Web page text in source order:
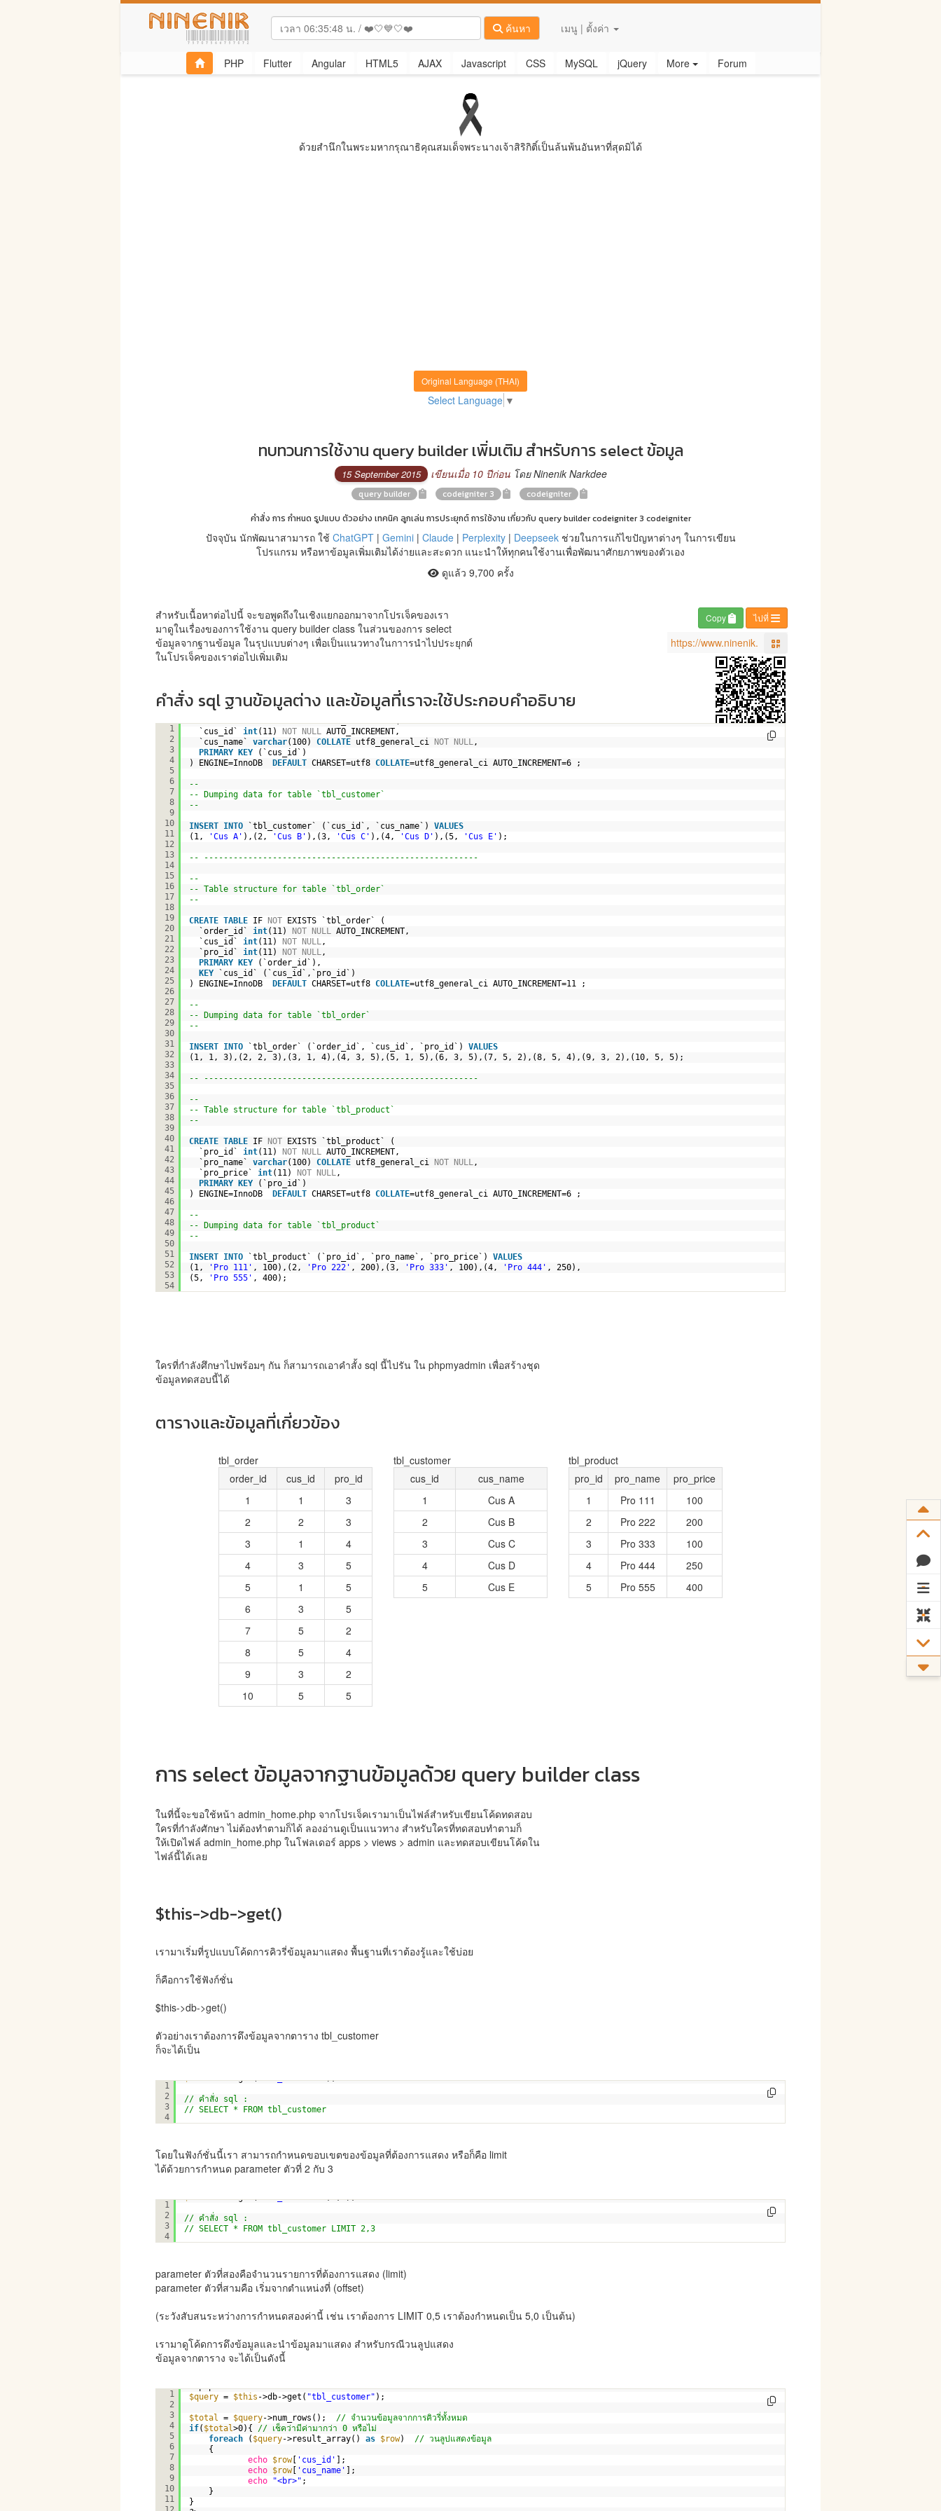
ค้นหา เมนู | ตั้งค่า
PHP Flutter Angular HTML5 AJAX Javascript CSS MySQL jQuery More Forum
ด้วยสํานึกในพระมหากรุณาธิคุณสมเด็จพระนางเจ้าสิริกิติ์เป็นล้นพ้นอันหาที่สุดมิได้
Original Language (THAI)
Select Language ▼
ทบทวนการใช้งาน query builder เพิ่มเติม สำหรับการ select ข้อมูล
15 September 2015 เขียนเมื่อ 10 ปีก่อนโดย Ninenik Narkdee
query builder codeigniter 3
codeigniter
คำสั่ง การ กำหนด รูปแบบ ตัวอย่าง เทคนิค ลูกเล่น การประยุกต์ การใช้งาน เกี่ยวกับ query builder codeigniter 3 codeigniter
ปัจจุบัน นักพัฒนาสามารถ ใช้ ChatGPT| Gemini| Claude| Perplexity| Deepseekช่วยในการแก้ไขปัญหาต่างๆ ในการเขียน
โปรแกรม หรือหาข้อมูลเพิ่มเติมได้ง่ายและสะดวก แนะนำให้ทุกคนใช้งานเพื่อพัฒนาศักยภาพของตัวเอง
ดูแล้ว 9,700 ครั้ง
ไปที่
Copy
สำหรับเนื้อหาต่อไปนี้ จะขอพูดถึงในเชิงแยกออกมาจากโปรเจ็คของเรา
มาดูในเรื่องของการใช้งาน query builder class ในส่วนของการ select
ข้อมูลจากฐานข้อมูล ในรุปแบบต่างๆ เพื่อเป็นแนวทางในกาารนำไปประยุกต์
ในโปรเจ็คของเราต่อไปเพิ่มเติม
คำสั่ง sql ฐานข้อมูลต่าง และข้อมูลที่เราจะใช้ประกอบคำอธิบาย
1
2
3
4
5
6
7
8
9
10
11
12
13
14
15
16
17
18
19
20
21
22
23
24
25
26
27
28
29
30
31
32
33
34
35
36
37
38
39
40
41
42
43
44
45
46
47
48
49
50
51
52
53
54
CREATE TABLE IF NOT EXISTS `tbl_customer` (
`cus_id` int(11) NOT NULL AUTO_INCREMENT,
`cus_name` varchar(100) COLLATE utf8_general_ci NOT NULL,
PRIMARY
KEY
(`cus_id`)
) ENGINE=InnoDB
DEFAULT CHARSET=utf8 COLLATE=utf8_general_ci AUTO_INCREMENT=6 ;
--
-- Dumping data for table `tbl_customer`
--
INSERT INTO `tbl_customer` (`cus_id`, `cus_name`) VALUES
(1,
'Cus A' ),(2, 'Cus B' ),(3, 'Cus C' ),(4, 'Cus D' ),(5, 'Cus E' );
-- --------------------------------------------------------
--
-- Table structure for table `tbl_order`
--
CREATE TABLE IF NOT
EXISTS `tbl_order` (
`order_id` int(11) NOT NULL AUTO_INCREMENT,
`cus_id` int(11) NOT NULL,
`pro_id` int(11) NOT NULL,
PRIMARY
KEY
(`order_id`),
KEY
`cus_id` (`cus_id`,`pro_id`)
) ENGINE=InnoDB
DEFAULT CHARSET=utf8 COLLATE=utf8_general_ci AUTO_INCREMENT=11 ;
--
-- Dumping data for table `tbl_order`
--
INSERT INTO `tbl_order` (`order_id`, `cus_id`, `pro_id`) VALUES
(1, 1, 3),(2, 2, 3),(3, 1, 4),(4, 3, 5),(5, 1, 5),(6, 3, 5),(7, 5, 2),(8, 5, 4),(9, 3, 2),(10, 5, 5);
-- --------------------------------------------------------
--
-- Table structure for table `tbl_product`
--
CREATE TABLE IF NOT
EXISTS `tbl_product` (
`pro_id` int(11) NOT NULL AUTO_INCREMENT,
`pro_name` varchar(100) COLLATE utf8_general_ci NOT NULL,
`pro_price` int(11) NOT NULL,
PRIMARY
KEY
(`pro_id`)
) ENGINE=InnoDB
DEFAULT CHARSET=utf8 COLLATE=utf8_general_ci AUTO_INCREMENT=6 ;
--
-- Dumping data for table `tbl_product`
--
INSERT INTO `tbl_product` (`pro_id`, `pro_name`, `pro_price`) VALUES
(1,
'Pro 111' , 100),(2, 'Pro 222' , 200),(3, 'Pro 333' , 100),(4, 'Pro 444' , 250),
(5,
'Pro 555' , 400);
ใครที่กำลังศึกษาไปพร้อมๆ กัน ก็สามารถเอาคำสั้ง sql นี้ไปรัน ใน phpmyadmin เพื่อสร้างชุด
ข้อมูลทดสอบนี้ได้
ตารางและข้อมูลที่เกี่ยวข้อง
tbl_order tbl_customer
tbl_product
order_id
cus_id
pro_id
1
1
3
2
2
3
3
1
4
4
3
5
5
1
5
6
3
5
7
5
2
8
5
4
9
3
2
10
5 5
cus_id
cus_name
1
Cus A
2
Cus B
3
Cus C
4
Cus D
5
Cus E
pro_id pro_name
pro_price
1
Pro 111
100
2
Pro 222
200
3
Pro 333
100
4
Pro 444
250
5
Pro 555 400
การ select ข้อมูลจากฐานข้อมูลด้วย query builder class
ในที่นี้จะขอใช้หน้า admin_home.php จากโปรเจ็คเรามาเป็นไฟล์สำหรับเขียนโค้ดทดสอบ
ใครที่กำลังศักษา ไม่ต้องทำตามก็ได้ ลองอ่านดูเป็นแนวทาง สำหรับใครที่ทดสอบทำตามก็
ให้เปิดไฟล์ admin_home.php ในโฟลเดอร์ apps > views > admin และทดสอบเขียนโค้ดใน
ไฟล์นี้ได้เลย
$this->db->get()
เรามาเริ่มที่รูปแบบโค้ดการคิวรี่ข้อมูลมาแสดง พื้นฐานที่เราต้องรู้และใช้บ่อย
ก็คือการใช้ฟังก์ชั่น
$this->db->get()
ตัวอย่างเราต้องการดึงข้อมูลจากตาราง tbl_customer
ก็จะได้เป็น
1
2
3
4
$this->db->get("tbl_customer");
// คำสั่ง sql :
// SELECT * FROM tbl_customer
โดยในฟังก์ชั่นนี้เรา สามารถกำหนดขอบเขตของข้อมูลที่ต้องการแสดง หรือก็คือ limit
ได้ด้วยการกำหนด parameter ตัวที่ 2 กับ 3
1
2
3
4
$this->db->get("tbl_customer",3,2);
// คำสั่ง sql :
// SELECT * FROM tbl_customer LIMIT 2,3
parameter ตัวที่สองคือจำนวนรายการที่ต้องการแสดง (limit)
parameter ตัวที่สามคือ เริ่มจากตำแหน่งที่ (offset)
(ระวังสับสนระหว่างการกำหนดสองค่านี้ เช่น เราต้องการ LIMIT 0,5 เราต้องกำหนดเป็น 5,0 เป็นต้น)
เรามาดูโค้ดการดึงข้อมูลและนำข้อมูลมาแสดง สำหรับกรณีวนลูปแสดง
ข้อมูลจากตาราง จะได้เป็นดังนี้
1
2
3
4
5
6
7
8
9
10
11
<?php
$query = $this ->db->get( "tbl_customer" );
$total = $query->num_rows(); // จำนวนข้อมูลจากการคิวรี่ทั้งหมด
if( $total>0){ // เช็คว่ามีค่ามากว่า 0 หรือไม่
foreach
( $query->result_array() as $row) // วนลูปแสดงข้อมูล
{
echo $row[ 'cus_id'
];
echo $row[ 'cus_name'
];
echo
"<br>" ;
}
}